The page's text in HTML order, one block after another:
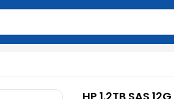
yazın. Göndərmək üçün